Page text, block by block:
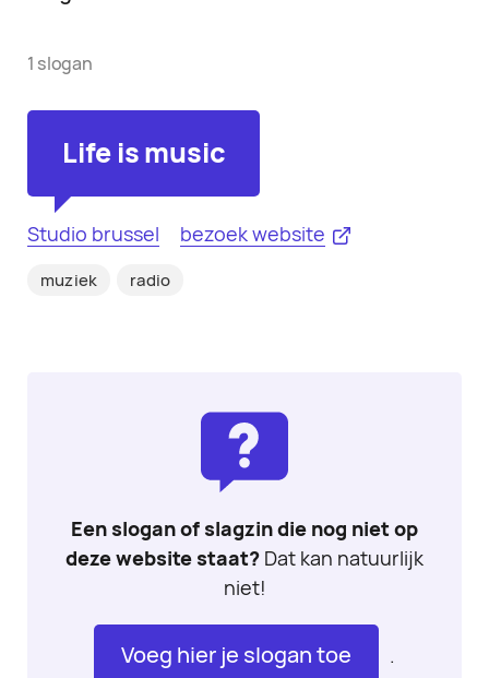
1 slogan
Life is music
Studio brussel bezoek website
muziek radio
Een slogan of slagzin die nog niet op
deze website staat? Dat kan natuurlijk
niet!
Voeg hier je slogan toe .